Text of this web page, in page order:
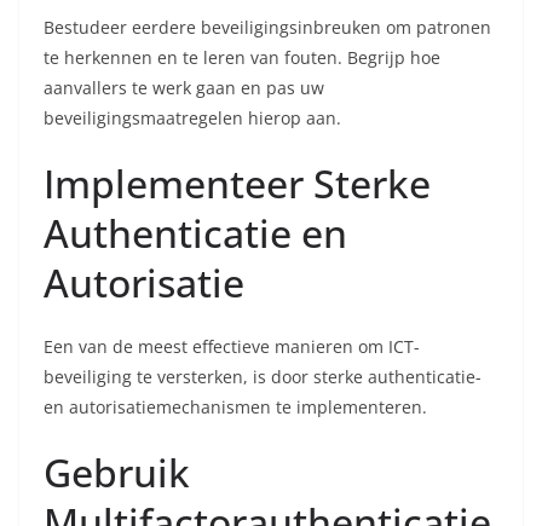
Bestudeer eerdere beveiligingsinbreuken om patronen
te herkennen en te leren van fouten. Begrijp hoe
aanvallers te werk gaan en pas uw
beveiligingsmaatregelen hierop aan.
Implementeer Sterke
Authenticatie en
Autorisatie
Een van de meest effectieve manieren om ICT-
beveiliging te versterken, is door sterke authenticatie-
en autorisatiemechanismen te implementeren.
Gebruik